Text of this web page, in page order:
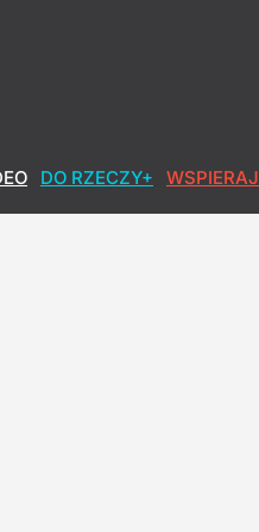
DO RZECZY+ WSPIERAJ